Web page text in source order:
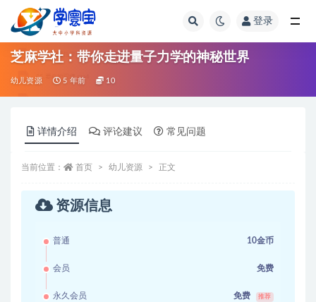
登录
芝麻学社：带你走进量子力学的神秘世界
幼儿资源 5 年前 10
详情介绍 评论建议 常见问题
当前位置： 首页 幼儿资源 正文
资源信息
普通 10金币
会员 免费
永久会员 免费 推荐
全部